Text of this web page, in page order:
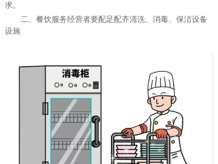
求。
二、餐饮服务经营者要配足配齐清洗、消毒、保洁设备
设施